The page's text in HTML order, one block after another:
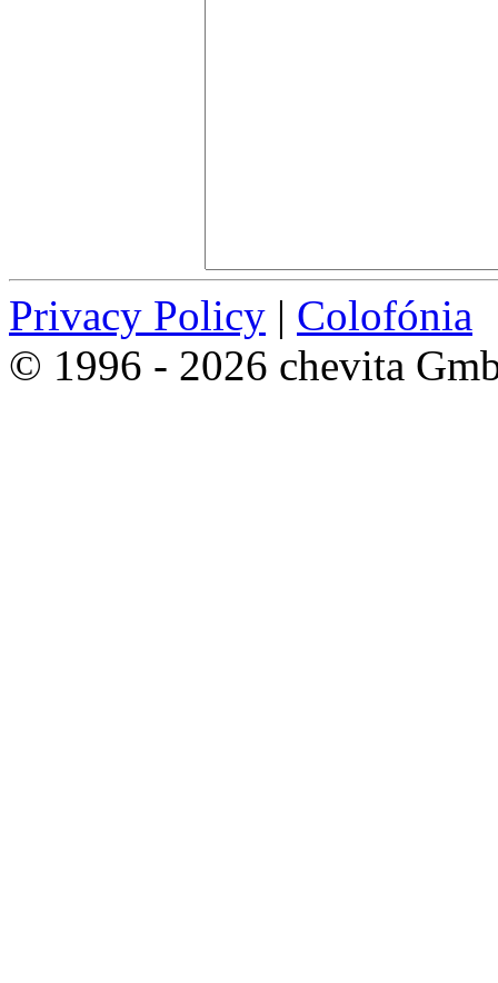
Privacy Policy | Colofónia
© 1996 - 2026 chevita